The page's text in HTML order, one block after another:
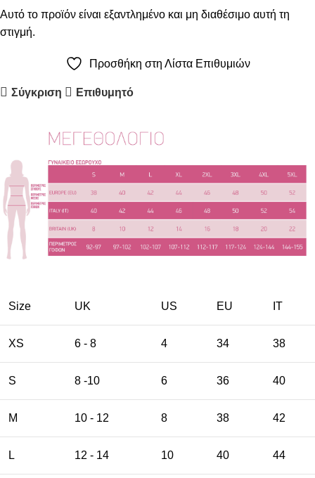
Αυτό το προϊόν είναι εξαντλημένο και μη διαθέσιμο αυτή τη
στιγμή.
Προσθήκη στη Λίστα Επιθυμιών
Σύγκριση Επιθυμητό
Size UK US EU ΙΤ
XS 6 - 8 4 34 38
S 8 -10 6 36 40
M 10 - 12 8 38 42
L 12 - 14 10 40 44